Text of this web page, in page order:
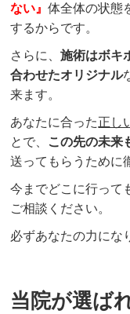
ない』体全体の状態
するからです。
さらに、施術はボキ
合わせたオリジナル
来ます。
あなたに合った正し
とで、 この先の未来
送ってもらうために
今までどこに行って
ご相談ください。
必ずあなたの力にな
当院が選ば